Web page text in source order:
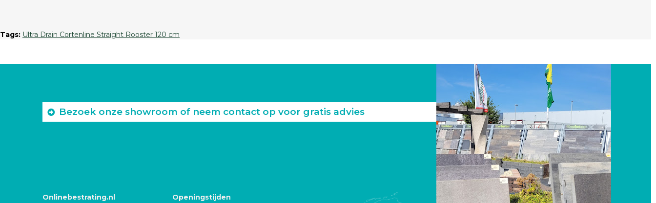
Tags: Ultra Drain Cortenline Straight Rooster 120 cm
Bezoek onze showroom of neem contact op voor gratis advies
Onlinebestrating.nl
Openingstijden